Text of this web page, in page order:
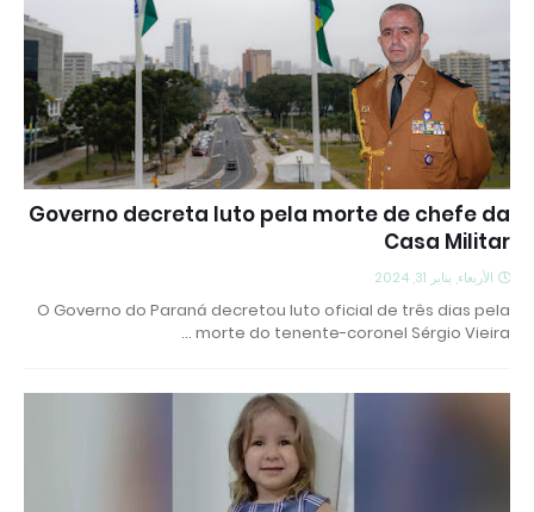
Governo decreta luto pela morte de chefe da
Casa Militar
الأربعاء, يناير 31, 2024
O Governo do Paraná decretou luto oficial de três dias pela
morte do tenente-coronel Sérgio Vieira …